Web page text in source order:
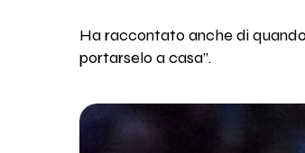
Ha raccontato anche di
portarselo a casa”.